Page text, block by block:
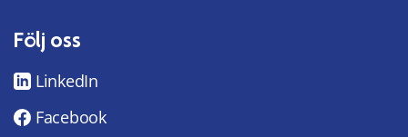
Följ oss
LinkedIn
Facebook